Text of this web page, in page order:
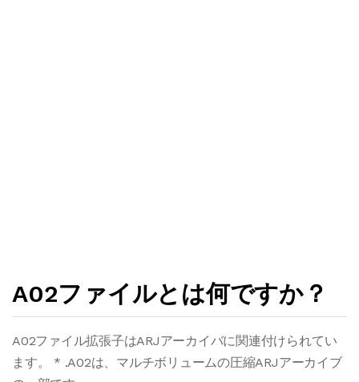
A02ファイルとは何ですか？
A02ファイル拡張子はARJアーカイバに関連付けられてい
ます。 * .A02は、マルチボリュームの圧縮ARJアーカイブ